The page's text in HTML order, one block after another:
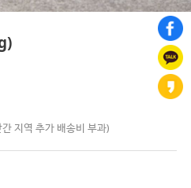
지역 추가 배송비 부과)